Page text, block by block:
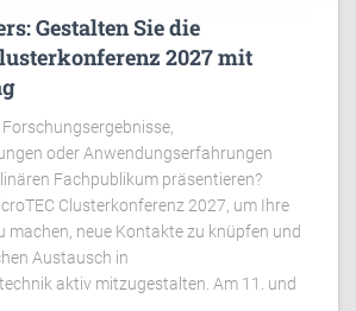
Gestalten Sie die
2027 mit
oder Anwendungserfahrungen
Fachpublikum präsentieren?
Clusterkonferenz 2027, um Ihre
machen, neue Kontakte zu knüpfen und
Austausch in
aktiv mitzugestalten. Am 11. und